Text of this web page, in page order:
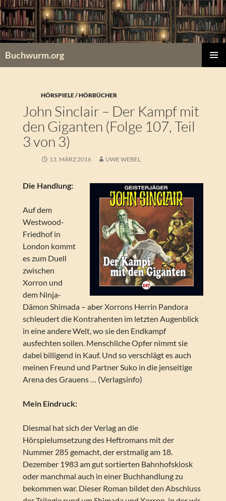
Zum
Inhalt
springen
Buchwurm.org
HÖRSPIELE / HÖRBÜCHER
John Sinclair – Der Kampf mit
den Giganten (Folge 107, Teil
3 von 3)
13. MÄRZ 2016 UWE WEBEL
Die Handlung:
Auf dem
Westwood-
Friedhof in
London kommt
es zum Duell
zwischen
Xorron und
dem Ninja-
Dämon Shimada – aber Xorrons Herrin Pandora
schleudert die Kontrahenten im letzten Augenblick
in eine andere Welt, wo sie den Endkampf
ausfechten sollen. Menschliche Opfer nimmt sie
dabei billigend in Kauf. Und so verschlägt es auch
meinen Freund und Partner Suko in die jenseitige
Arena des Grauens … (Verlagsinfo)
Mein Eindruck:
Diesmal hat sich der Verlag an die
Hörspielumsetzung des Heftromans mit der
Nummer 285 gemacht, der erstmalig am 18.
Dezember 1983 am gut sortierten Bahnhofskiosk
oder manchmal auch in einer Buchhandlung zu
bekommen war. Dieser Roman bildet den Abschluss